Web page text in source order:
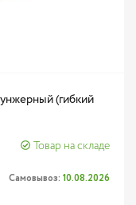
(гибкий
Товар на складе
Самовывоз: 10.08.2026